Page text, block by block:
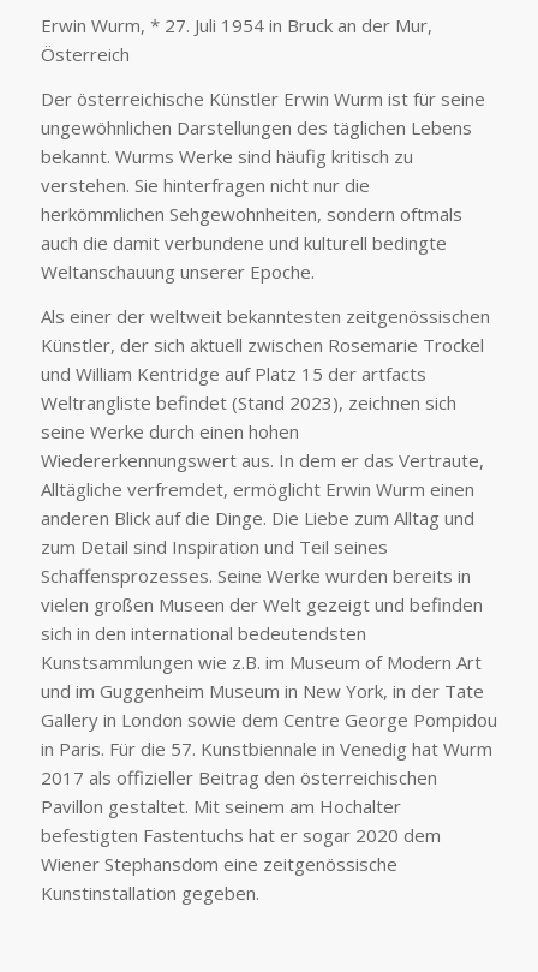
Erwin Wurm, * 27. Juli 1954 in Bruck an der Mur,
Österreich
Der österreichische Künstler Erwin Wurm ist für seine
ungewöhnlichen Darstellungen des täglichen Lebens
bekannt. Wurms Werke sind häufig kritisch zu
verstehen. Sie hinterfragen nicht nur die
herkömmlichen Sehgewohnheiten, sondern oftmals
auch die damit verbundene und kulturell bedingte
Weltanschauung unserer Epoche.
Als einer der weltweit bekanntesten zeitgenössischen
Künstler, der sich aktuell zwischen Rosemarie Trockel
und William Kentridge auf Platz 15 der artfacts
Weltrangliste befindet (Stand 2023), zeichnen sich
seine Werke durch einen hohen
Wiedererkennungswert aus. In dem er das Vertraute,
Alltägliche verfremdet, ermöglicht Erwin Wurm einen
anderen Blick auf die Dinge. Die Liebe zum Alltag und
zum Detail sind Inspiration und Teil seines
Schaffensprozesses. Seine Werke wurden bereits in
vielen großen Museen der Welt gezeigt und befinden
sich in den international bedeutendsten
Kunstsammlungen wie z.B. im Museum of Modern Art
und im Guggenheim Museum in New York, in der Tate
Gallery in London sowie dem Centre George Pompidou
in Paris. Für die 57. Kunstbiennale in Venedig hat Wurm
2017 als offizieller Beitrag den österreichischen
Pavillon gestaltet. Mit seinem am Hochalter
befestigten Fastentuchs hat er sogar 2020 dem
Wiener Stephansdom eine zeitgenössische
Kunstinstallation gegeben.